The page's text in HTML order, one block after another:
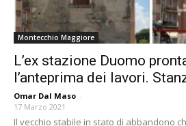
Montecchio Maggiore
L’ex stazione Duomo
l’anteprima dei lavori.
Omar Dal Maso -
17 Marzo 2021
Il vecchio stabile in stato di abbandono